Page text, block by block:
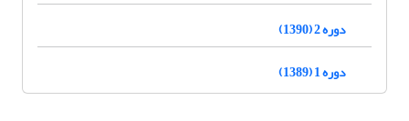
دوره 2 (1390)
دوره 1 (1389)